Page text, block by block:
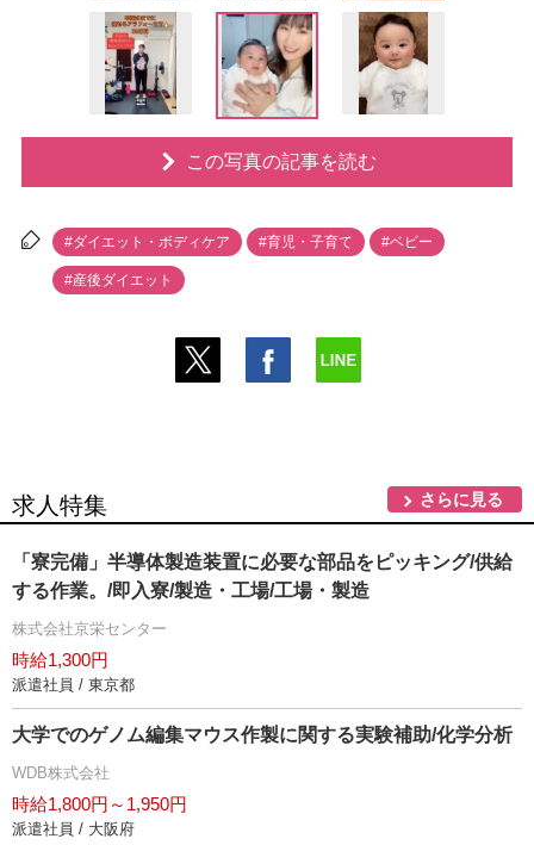
この写真の記事を読む
#ダイエット・ボディケア #育児・子育て #ベビー
#産後ダイエット
求人特集 さらに見る
「寮完備」半導体製造装置に必要な部品をピッキング/供給
する作業。/即入寮/製造・工場/工場・製造
株式会社京栄センター
時給1,300円
派遣社員 / 東京都
大学でのゲノム編集マウス作製に関する実験補助/化学分析
WDB株式会社
時給1,800円～1,950円
派遣社員 / 大阪府